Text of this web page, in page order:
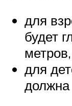
для
будет
для